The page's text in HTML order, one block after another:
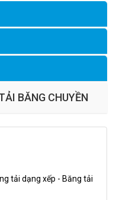
BĂNG CHUYỀN